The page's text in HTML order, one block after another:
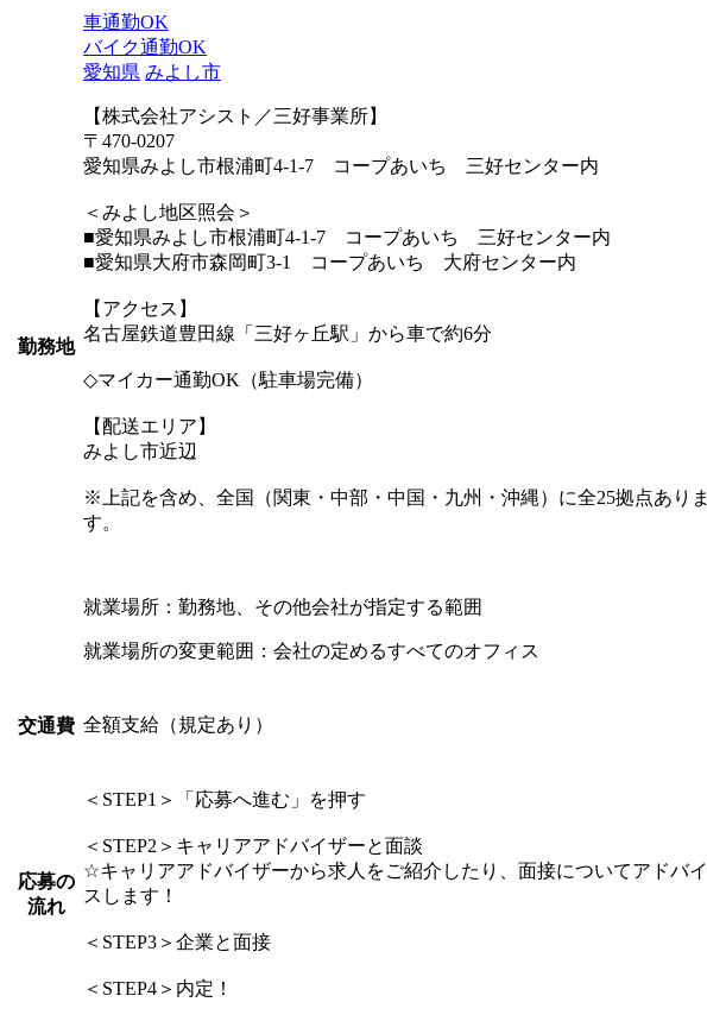
勤務地
車通勤OK
バイク通勤OK
愛知県 みよし市
【株式会社アシスト／三好事業所】
〒470-0207
愛知県みよし市根浦町4-1-7 コープあいち 三好センター内
＜みよし地区照会＞
■愛知県みよし市根浦町4-1-7 コープあいち 三好センター内
■愛知県大府市森岡町3-1 コープあいち 大府センター内
【アクセス】
名古屋鉄道豊田線「三好ヶ丘駅」から車で約6分
◇マイカー通勤OK（駐車場完備）
【配送エリア】
みよし市近辺
※上記を含め、全国（関東・中部・中国・九州・沖縄）に全25拠点ありま
す。
就業場所：勤務地、その他会社が指定する範囲
就業場所の変更範囲：会社の定めるすべてのオフィス
交通費 全額支給（規定あり）
応募の
流れ
＜STEP1＞「応募へ進む」を押す
＜STEP2＞キャリアアドバイザーと面談
☆キャリアアドバイザーから求人をご紹介したり、面接についてアドバイ
スします！
＜STEP3＞企業と面接
＜STEP4＞内定！